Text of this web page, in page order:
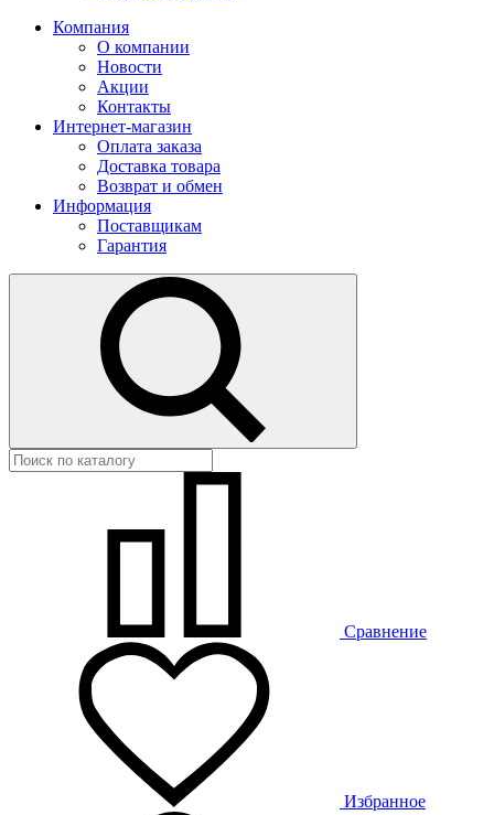
Компания
О компании
Новости
Акции
Контакты
Интернет-магазин
Оплата заказа
Доставка товара
Возврат и обмен
Информация
Поставщикам
Гарантия
Сравнение
Избранное